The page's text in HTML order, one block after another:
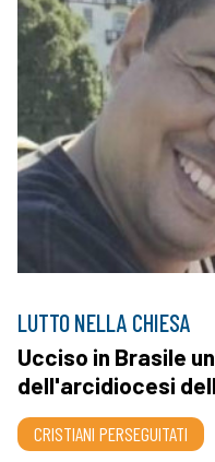
LUTTO NELLA CHIESA
Ucciso in Brasile
dell'arcidiocesi
CRISTIANI PERSEGUITATI